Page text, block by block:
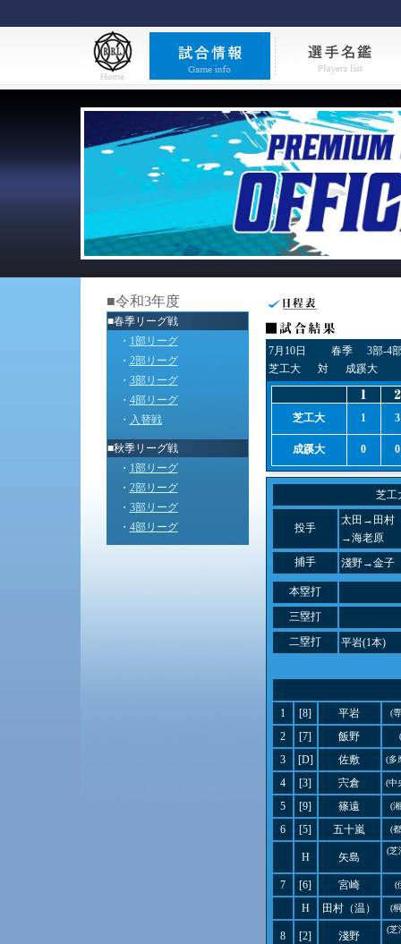
■令和3年度
■春季リーグ戦
・ 1部リーグ
・ 2部リーグ
・ 3部リーグ
・ 4部リーグ
・ 入替戦
■秋季リーグ戦
・ 1部リーグ
・ 2部リーグ
・ 3部リーグ
・ 4部リーグ
7月10日 春季
3部-4
芝工大
対 成蹊大
芝工大 1 3
成蹊大 0 0
芝工
投手
太田→田村
→海老原
捕手
淺野→金子
本塁打
三塁打
二塁打
平岩(1本)
1 [8] 平岩 (
2 [7] 飯野
3 [D] 佐敷 (多
4 [3] 宍倉 (中
5 [9] 篠遠 (
6 [5] 五十嵐 (
H 矢島
(芝
7 [6] 宮崎 (
H 田村（温） (
8 [2] 淺野
(芝